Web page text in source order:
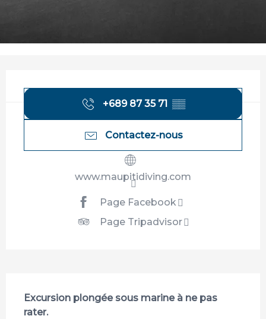
Ouverture et coordonnées
+689 87 35 71 ▒▒
Contactez-nous
www.maupitidiving.com
Page Facebook
Page Tripadvisor
Excursion plongée sous marine à ne pas
rater.